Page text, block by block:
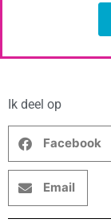
Ik deel op
Facebook
Email